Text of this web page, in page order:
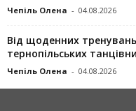
Чепіль Олена - 04.08.2026
Від щоденних тренувань
тернопільських
Чепіль Олена - 04.08.2026